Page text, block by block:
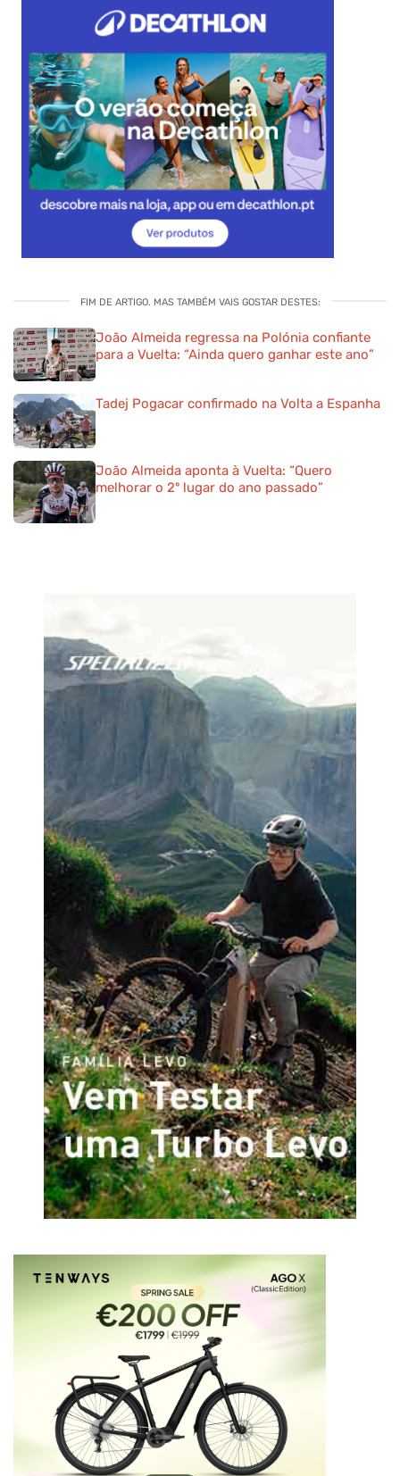
FIM DE ARTIGO. MAS TAMBÉM VAIS GOSTAR DESTES:
João Almeida regressa na Polónia confiante
para a Vuelta: “Ainda quero ganhar este ano”
Tadej Pogacar confirmado na Volta a Espanha
João Almeida aponta à Vuelta: “Quero
melhorar o 2º lugar do ano passado”